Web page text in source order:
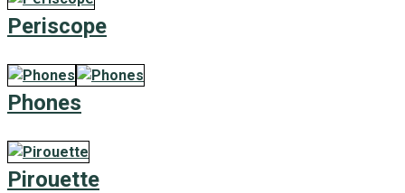
Periscope
Phones
Pirouette